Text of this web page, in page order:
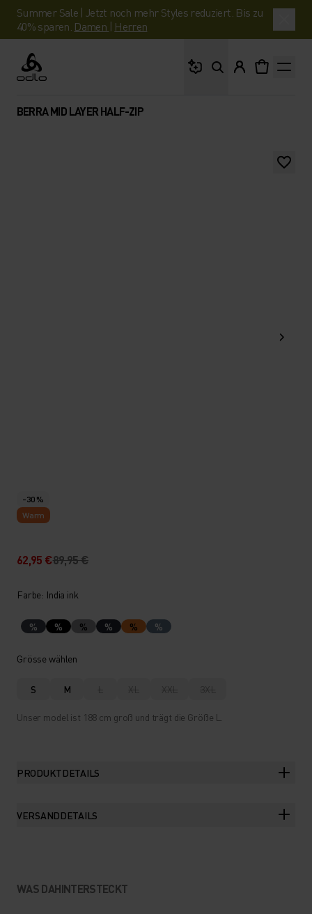
Summer Sale | Jetzt noch mehr Styles reduziert. Bis zu
40% sparen. Damen | Herren
Odlo
BERRA MID LAYER HALF-ZIP
-30 %
Warm
62,95 €89,95 €
Farbe: India ink
% % % % % %
Grösse wählen
S M L XL XXL 3XL
Unser model ist 188 cm groß und trägt die Größe L.
PRODUKTDETAILS
VERSANDDETAILS
WAS DAHINTERSTECKT